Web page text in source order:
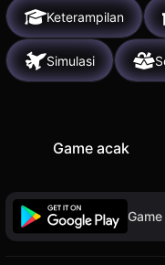
Keterampilan
Simulasi
Game acak